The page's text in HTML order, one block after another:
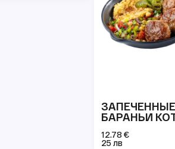
ЗАПЕЧЕННЫЕ
БАРАНЬИ
12.78 €
25 лв